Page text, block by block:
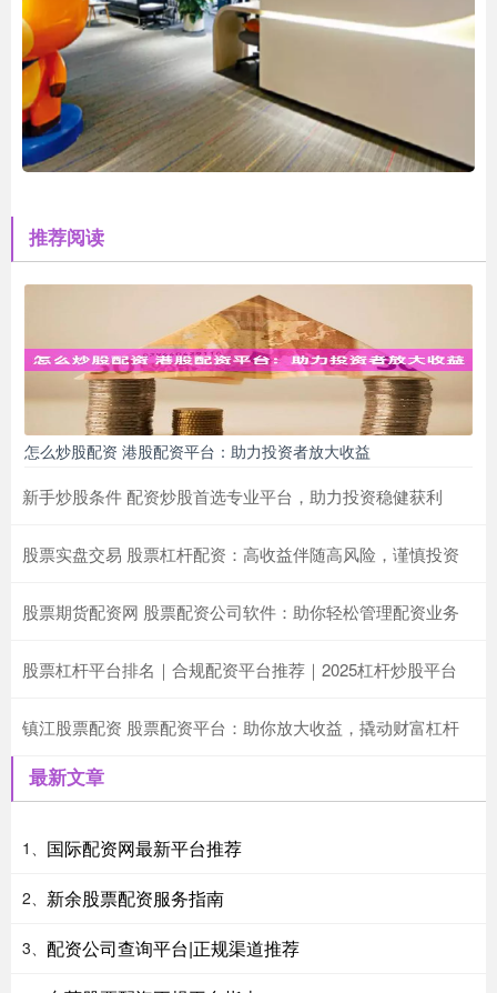
推荐阅读
怎么炒股配资 港股配资平台：助力投资者放大收益
新手炒股条件 配资炒股首选专业平台，助力投资稳健获利
股票实盘交易 股票杠杆配资：高收益伴随高风险，谨慎投资
股票期货配资网 股票配资公司软件：助你轻松管理配资业务
股票杠杆平台排名｜合规配资平台推荐｜2025杠杆炒股平台
镇江股票配资 股票配资平台：助你放大收益，撬动财富杠杆
最新文章
1、 国际配资网最新平台推荐
2、 新余股票配资服务指南
3、 配资公司查询平台|正规渠道推荐